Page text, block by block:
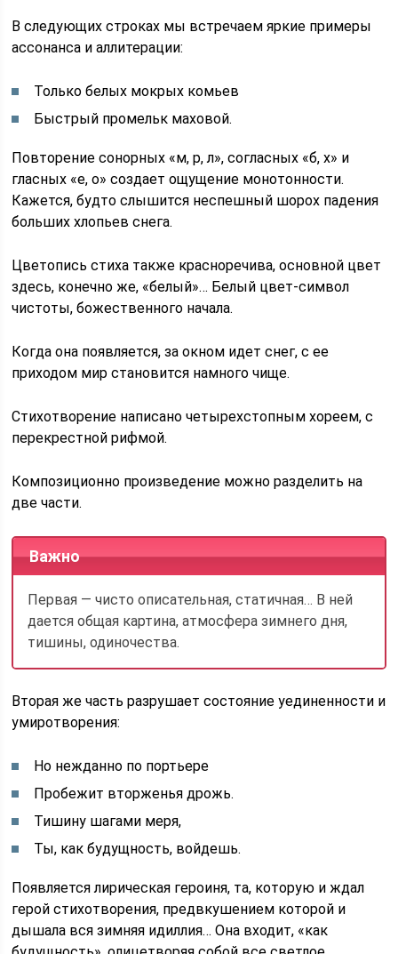
В следующих строках мы встречаем яркие примеры
ассонанса и аллитерации:
Только белых мокрых комьев
Быстрый промельк маховой.
Повторение сонорных «м, р, л», согласных «б, х» и
гласных «е, о» создает ощущение монотонности.
Кажется, будто слышится неспешный шорох падения
больших хлопьев снега.
Цветопись стиха также красноречива, основной цвет
здесь, конечно же, «белый»… Белый цвет-символ
чистоты, божественного начала.
Когда она появляется, за окном идет снег, с ее
приходом мир становится намного чище.
Стихотворение написано четырехстопным хореем, с
перекрестной рифмой.
Композиционно произведение можно разделить на
две части.
Важно
Первая — чисто описательная, статичная… В ней
дается общая картина, атмосфера зимнего дня,
тишины, одиночества.
Вторая же часть разрушает состояние уединенности и
умиротворения:
Но нежданно по портьере
Пробежит вторженья дрожь.
Тишину шагами меря,
Ты, как будущность, войдешь.
Появляется лирическая героиня, та, которую и ждал
герой стихотворения, предвкушением которой и
дышала вся зимняя идиллия… Она входит, «как